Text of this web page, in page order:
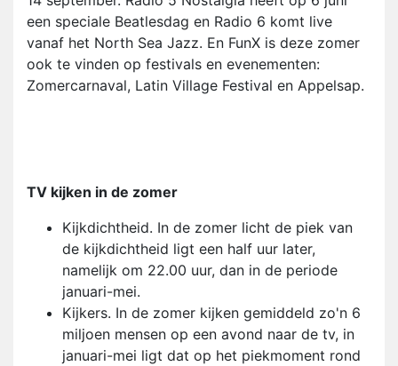
een speciale Beatlesdag en Radio 6 komt live
vanaf het North Sea Jazz. En FunX is deze zomer
ook te vinden op festivals en evenementen:
Zomercarnaval, Latin Village Festival en Appelsap.
TV kijken in de zomer
Kijkdichtheid. In de zomer licht de piek van
de kijkdichtheid ligt een half uur later,
namelijk om 22.00 uur, dan in de periode
januari-mei.
Kijkers. In de zomer kijken gemiddeld zo'n 6
miljoen mensen op een avond naar de tv, in
januari-mei ligt dat op het piekmoment rond